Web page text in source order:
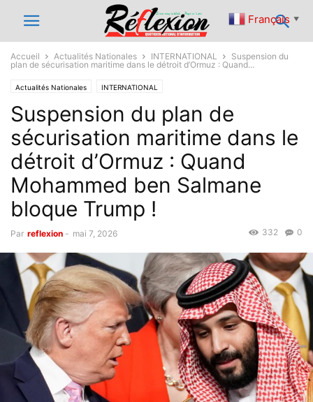
Accueil Actualités Nationales INTERNATIONAL
Suspension du
plan de sécurisation maritime dans le détroit d’Ormuz : Quand...
Actualités Nationales INTERNATIONAL
Suspension du plan de
sécurisation maritime dans le
détroit d’Ormuz : Quand
Mohammed ben Salmane
bloque Trump !
Par reflexion - mai 7, 2026 0
332
Français ▼